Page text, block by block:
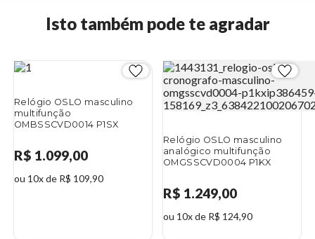
Isto também pode te agradar
Relógio OSLO masculino
multifunção
OMBSSCVD0014 P1SX
R$ 1.099,00
ou 10x de R$ 109,90
Relógio OSLO masculino
analógico multifunção
OMGSSCVD0004 P1KX
R$ 1.249,00
ou 10x de R$ 124,90